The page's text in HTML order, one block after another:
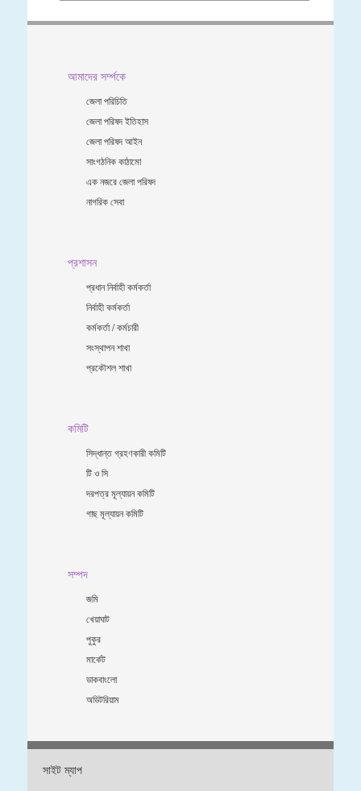
আমাদের সর্ম্পকে
জেলা পরিচিতি
জেলা পরিষদ ইতিহাস
জেলা পরিষদ আইন
সাংগঠনিক কাঠামো
এক নজরে জেলা পরিষদ
নাগরিক সেবা
প্রশাসন
প্রধান নির্বাহী কর্মকর্তা
নির্বাহী কর্মকর্তা
কর্মকর্তা / কর্মচারী
সংস্থাপন শাখা
প্রকৌশল শাখা
কমিটি
সিদ্ধান্ত গ্রহণকারী কমিটি
টি ও সি
দরপত্র মূল্যায়ন কমিটি
গাছ মূল্যায়ন কমিটি
সম্পদ
জমি
খেয়াঘাট
পুকুর
মার্কেট
ডাকবাংলো
অডিটরিয়াম
সাইট ম্যাপ